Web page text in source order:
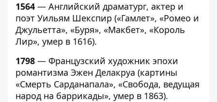
1564 — Английский драматург, актер и
поэт Уильям Шекспир («Гамлет», «Ромео и
Джульетта», «Буря», «Макбет», «Король
Лир», умер в 1616).
1798 — Французский художник эпохи
романтизма Эжен Делакруа (картины
«Смерть Сарданапала», «Свобода, ведущая
народ на баррикады», умер в 1863).